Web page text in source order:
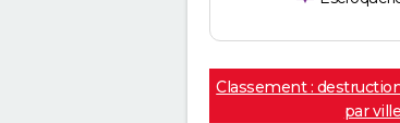
Classement :
par ville